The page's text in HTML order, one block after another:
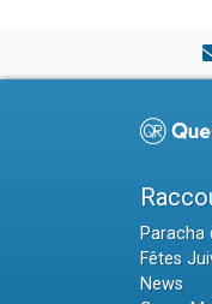
Paracha
Fêtes
News